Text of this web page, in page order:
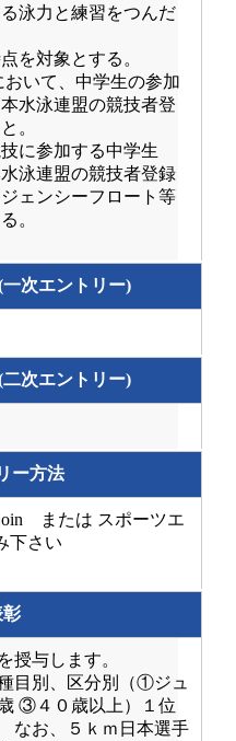
泳力と練習をつんだ
を対象とする。
おいて、中学生の参加
水泳連盟の競技者登
。
に参加する中学生
泳連盟の競技者登録
ェンシーフロート等
。
次エントリー)
次エントリー)
ー方法
または スポーツエ
下さい
彰
授与します。
目別、区分別（①ジュ
③４０歳以上）１位
なお、５ｋｍ日本選手